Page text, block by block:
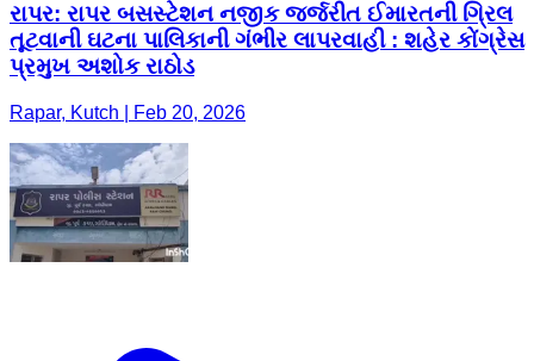
રાપર: રાપર બસસ્ટેશન નજીક જર્જરીત ઈમારતની ગ્રિલ
તૂટવાની ઘટના પાલિકાની ગંભીર લાપરવાહી : શહેર કોંગ્રેસ
પ્રમુખ અશોક રાઠોડ
Rapar, Kutch | Feb 20, 2026